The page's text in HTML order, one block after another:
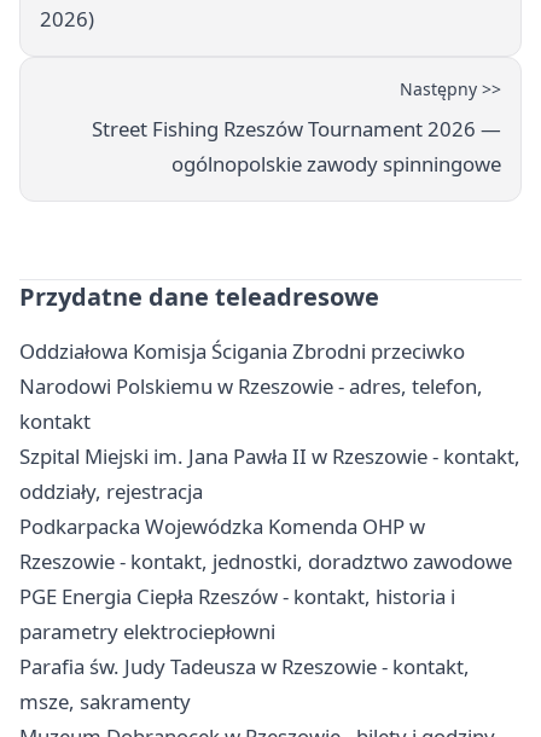
2026)
Następny >>
Street Fishing Rzeszów Tournament 2026 —
ogólnopolskie zawody spinningowe
Przydatne dane teleadresowe
Oddziałowa Komisja Ścigania Zbrodni przeciwko
Narodowi Polskiemu w Rzeszowie - adres, telefon,
kontakt
Szpital Miejski im. Jana Pawła II w Rzeszowie - kontakt,
oddziały, rejestracja
Podkarpacka Wojewódzka Komenda OHP w
Rzeszowie - kontakt, jednostki, doradztwo zawodowe
PGE Energia Ciepła Rzeszów - kontakt, historia i
parametry elektrociepłowni
Parafia św. Judy Tadeusza w Rzeszowie - kontakt,
msze, sakramenty